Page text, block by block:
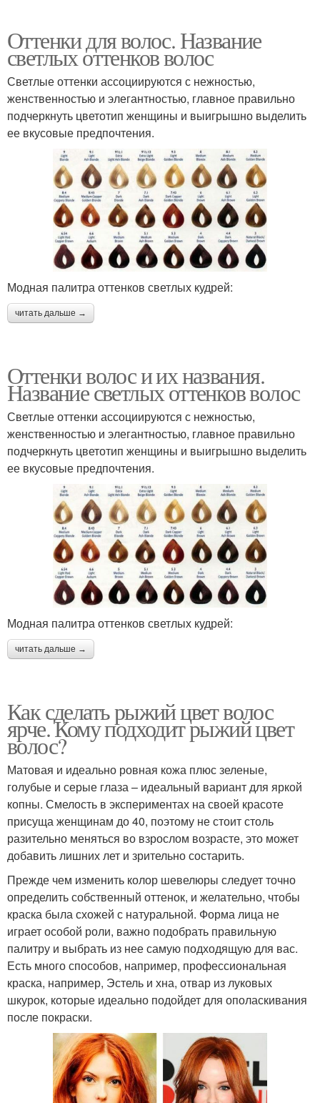
Оттенки для волос. Название
светлых оттенков волос
Светлые оттенки ассоциируются с нежностью,
женственностью и элегантностью, главное правильно
подчеркнуть цветотип женщины и выигрышно выделить
ее вкусовые предпочтения.
Модная палитра оттенков светлых кудрей:
читать дальше →
Оттенки волос и их названия.
Название светлых оттенков волос
Светлые оттенки ассоциируются с нежностью,
женственностью и элегантностью, главное правильно
подчеркнуть цветотип женщины и выигрышно выделить
ее вкусовые предпочтения.
Модная палитра оттенков светлых кудрей:
читать дальше →
Как сделать рыжий цвет волос
ярче. Кому подходит рыжий цвет
волос?
Матовая и идеально ровная кожа плюс зеленые,
голубые и серые глаза – идеальный вариант для яркой
копны. Смелость в экспериментах на своей красоте
присуща женщинам до 40, поэтому не стоит столь
разительно меняться во взрослом возрасте, это может
добавить лишних лет и зрительно состарить.
Прежде чем изменить колор шевелюры следует точно
определить собственный оттенок, и желательно, чтобы
краска была схожей с натуральной. Форма лица не
играет особой роли, важно подобрать правильную
палитру и выбрать из нее самую подходящую для вас.
Есть много способов, например, профессиональная
краска, например, Эстель и хна, отвар из луковых
шкурок, которые идеально подойдет для ополаскивания
после покраски.